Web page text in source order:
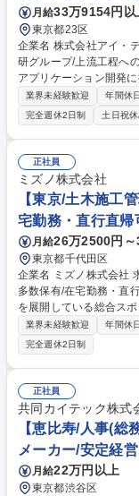
月給33万9154円以
東京都23区
企業名 株式会社アイ・ティー・ワン 求人名 【
研グループ/上流工程へのステップア
アプリケーション開発
定義・グランドデザイ
す。 ・データ分析・データ活用機能の設計・実装 ・データ連携システム
の設計・実装 【プロジ
ンペーン管理システム
・銀行 信用リスク分析、コルレ
サイエンス】三菱総研
業界未経験歓迎 年間休
完全週休2日制
土日祝
正社員
ミズノ株式会社
【東京/土木施工
宅勤務・直行直帰
月給26万2500円
東京都千代田区
企業名 ミズノ株式会社 求人名 【東京/土木施工管理】プロ野球球場案件も
多数保有/在宅勤務・直行直帰可 仕事の内容 国内は勿論
を展開している総合ス
し、更なる成長を目指
設・回収案件の施工管理をお任せします
アトップクラス/甲子園
ルーナドーム、バンデ
館 ・サッカー競技場 【
テレビ中継や新聞等で
けられます。 【育成】
人前を目指していただきます。 募集職種 【東京/土木
球場案件も多数保有/在
業界未経験歓迎 年間休
完全週休2日制
正社員
共同カイテック株式
【恵比寿/人事(総
メーカー/安定経
月給22万円以上
東京都渋谷区